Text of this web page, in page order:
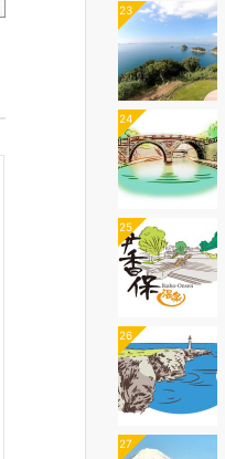
23
24
25
26
27